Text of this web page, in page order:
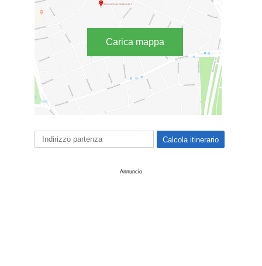
Carica mappa
Annuncio